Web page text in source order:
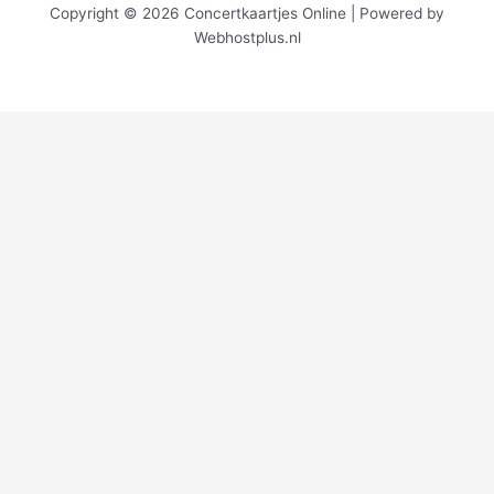
Copyright © 2026 Concertkaartjes Online | Powered by
Webhostplus.nl